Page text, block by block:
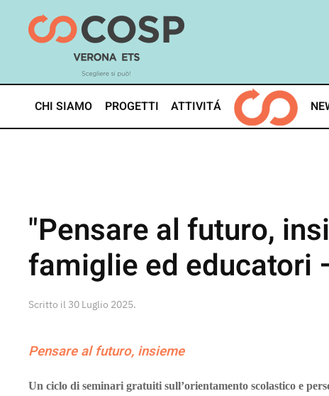
Skip
CHI SIAMO PROGETTI ATTIVITÁ
"Pensare al futuro,
famiglie ed educatori
Scritto il 30 Luglio 2025.
Pensare al futuro, insieme
Un ciclo di seminari gratuiti sull’orientamento scolastico e